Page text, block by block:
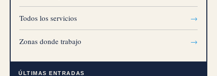
Todos los servicios →
Zonas donde trabajo →
ÚLTIMAS ENTRADAS